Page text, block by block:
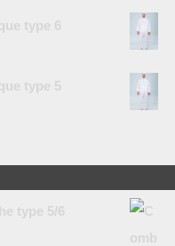
type 6
type 5
type 5/6